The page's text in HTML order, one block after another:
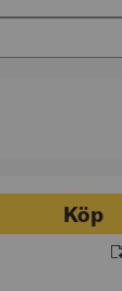
JETTINGKöp